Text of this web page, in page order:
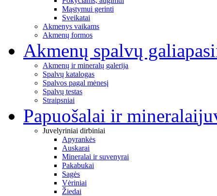
Mąstymui gerinti
Sveikatai
Akmenys vaikams
Akmenų formos
Akmenų spalvų galia
Akmenų ir mineralų galerija
Spalvų katalogas
Spalvos pagal mėnesį
Spalvų testas
Straipsniai
Papuošalai ir mineralai
Juvelyriniai dirbiniai
Apyrankės
Auskarai
Mineralai ir suvenyrai
Pakabukai
Sagės
Vėriniai
Žiedai